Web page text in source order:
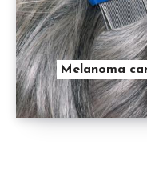
Melanoma